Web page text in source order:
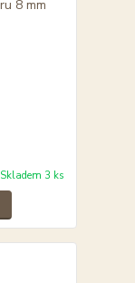
Skladem 3 ks